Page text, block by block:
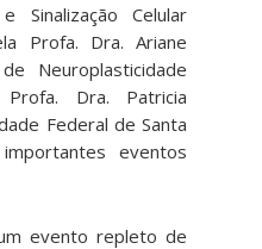
Sinalização Celular
Profa. Dra. Ariane
Neuroplasticidade
Dra. Patricia
Federal de Santa
eventos
evento repleto de